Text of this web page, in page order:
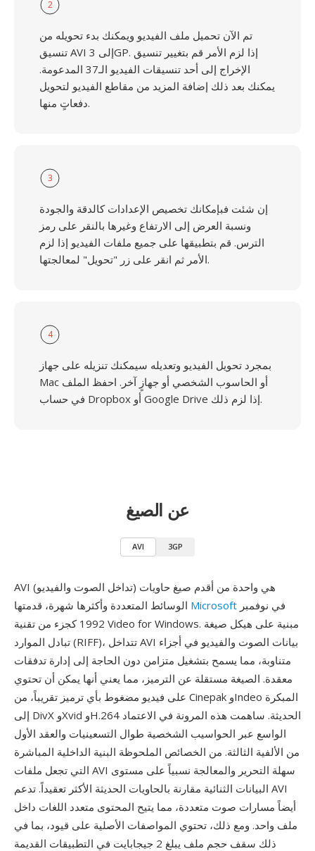
2
تم الآن تحميل ملف الفيديو ويمكنك بدء تحويله من
تنسيق AVI إلى 3GP. إذا لزم الأمر قم بتغيير تنسيق
الإخراج إلى أحد تنسيقات الفيديو الـ37 المدعومة.
يمكنك بعد ذلك إضافة المزيد من مقاطع الفيديو لتحويل
دفعاتٍ منها.
3
إن شئت فبإمكانك تخصيص الإعدادات كالدقة والجودة
ونسبة العرض إلى الارتفاع وغيرها بالنقر على رمز
الترس. قم بتطبيقها على جميع ملفات الفيديو إذا لزم
الأمر ثم انقر على زر "تحويل" لمعالجتها.
4
بمجرد تحويل الفيديو وتعديله سيمكنك تنزيله على جهاز
Mac أو الحاسوب الشخصي أو جهازٍ آخر. احفظ الملف
في حساب Dropbox أو Google Drive إذا لزم ذلك.
عن الصيغ
AVI 3GP
AVI (تداخل الصوت والفيديو) هي واحدة من أقدم صيغ حاويات
Microsoft
1992 كجزء من تقنية Video for Windows. مبنية على هيكل صيغة
تبادل الموارد (RIFF)، تتداخل AVI بيانات الصوت والفيديو في أجزاء
متناوبة، مما يسمح بتشغيل متزامن دون الحاجة إلى إدارة تدفقات
معقدة. الصيغة مستقلة عن الترميز، مما يعني أنها يمكن أن تحتوي
على فيديو مضغوط بأي ترميز تقريباً، من Cinepak وIndeo المبكرة
إلى DivX وXvid وH.264 الحديثة. ساهمت هذه المرونة في الاعتماد
الواسع عبر الحواسيب الشخصية طوال التسعينيات والعقد الأول
من الألفية الثالثة. من الخصائص الملحوظة البنية الداخلية المباشرة
التي تجعل ملفات AVI سهلة التحرير والمعالجة نسبياً على مستوى
البيانات الثنائية مقارنة بالحاويات الحديثة الأكثر تعقيداً. تدعم AVI
أيضاً مسارات صوت متعددة، مما يتيح المحتوى متعدد اللغات داخل
ملف واحد. ومع ذلك، تحتوي المواصفات الأصلية على قيود، بما في
ذلك سقف حجم ملف يبلغ 2 جيجابايت في التطبيقات القديمة